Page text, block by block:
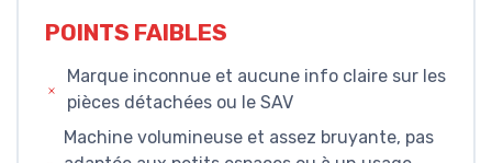
POINTS FAIBLES
Marque inconnue et aucune info claire sur les
pièces détachées ou le SAV
Machine volumineuse et assez bruyante, pas